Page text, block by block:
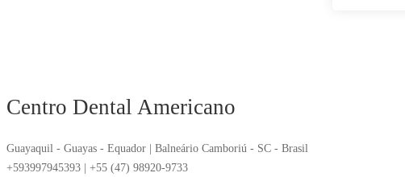
Centro Dental Americano
Guayaquil - Guayas - Equador | Balneário Camboriú - SC - Brasil
+593997945393 | +55 (47) 98920-9733